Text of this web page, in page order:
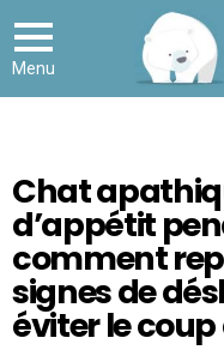
Menu
Chat
d’appétit
comment
signes de
éviter le